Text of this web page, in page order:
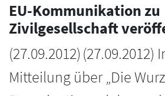
EU-Kommunikation zu
Zivilgesellschaft
(27.09.2012) (27.09.2012)
Mitteilung über „Die